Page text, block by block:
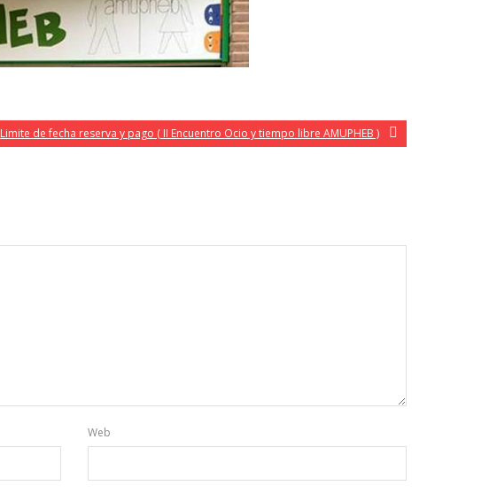
Limite de fecha reserva y pago ( II Encuentro Ocio y tiempo libre AMUPHEB )
Web